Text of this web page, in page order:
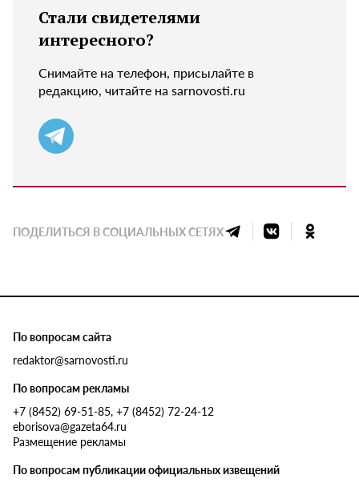
Стали свидетелями
интересного?
Снимайте на телефон, присылайте в
редакцию, читайте на sarnovosti.ru
ПОДЕЛИТЬСЯ В СОЦИАЛЬНЫХ СЕТЯХ
По вопросам сайта
redaktor@sarnovosti.ru
По вопросам рекламы
+7 (8452) 69-51-85, +7 (8452) 72-24-12
eborisova@gazeta64.ru
Размещение рекламы
По вопросам публикации официальных извещений